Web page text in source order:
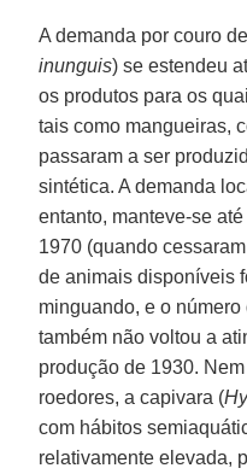
A demanda por couro
inunguis) se estendeu
os produtos para os
tais como mangueiras,
passaram a ser
sintética. A demanda
entanto, manteve-se
1970 (quando
de animais disponíveis
minguando, e o
também não voltou a
produção de 1930.
roedores, a capivara (
com hábitos
relativamente elevada,